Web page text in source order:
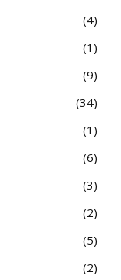
4
1
9
34
1
6
3
2
5
2